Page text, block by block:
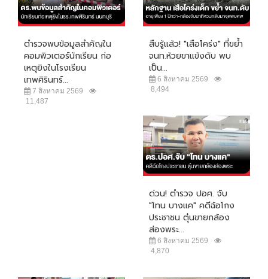
ตำรวจพบข้อมูลสำคัญใน
คอมพิวเตอร์นักเรียน ก่อ
เหตุยิงในโรงเรียน
เทพศิรินทร์...
7 สิงหาคม 2569
11,487
สืบรู้แล้ว! "เสือโคร่ง" ที่ขย้ำ
จนท.ห้วยขาแข้งดับ พบ
เป็น...
6 สิงหาคม 2569
8,494
ด่วน! ตำรวจ ปอศ. จับ
"โทน บางแค" คดีฉ้อโกง
ประชาชน ตุ๋นขายกล้อง
ส่องพระ...
6 สิงหาคม 2569
4,870